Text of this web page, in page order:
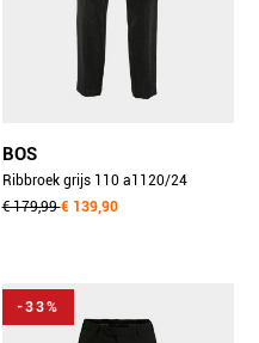
BOS
Ribbroek grijs 110 a1120/24
€ 179,99€ 139,90
-33%